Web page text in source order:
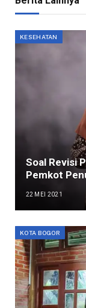
KESEHATAN
Soal Revisi
Pemkot
22 MEI 2021
KOTA BOGOR